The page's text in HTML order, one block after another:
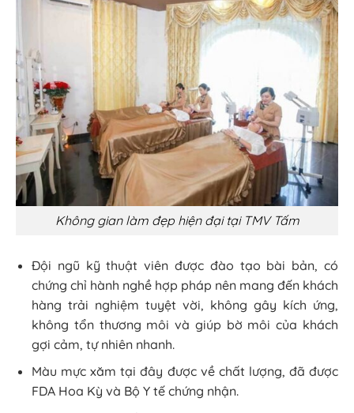
Không gian làm đẹp hiện đại tại TMV Tấm
Đội ngũ kỹ thuật viên được đào tạo bài bản, có
chứng chỉ hành nghề hợp pháp nên mang đến khách
hàng trải nghiệm tuyệt vời, không gây kích ứng,
không tổn thương môi và giúp bờ môi của khách
gợi cảm, tự nhiên nhanh.
Màu mực xăm tại đây được về chất lượng, đã được
FDA Hoa Kỳ và Bộ Y tế chứng nhận.